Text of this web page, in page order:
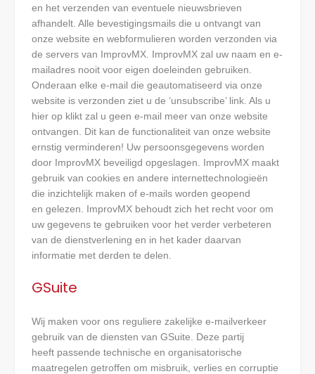
en het verzenden van eventuele nieuwsbrieven
afhandelt. Alle bevestigingsmails die u ontvangt van
onze website en webformulieren worden verzonden via
de servers van ImprovMX. ImprovMX zal uw naam en e-
mailadres nooit voor eigen doeleinden gebruiken.
Onderaan elke e-mail die geautomatiseerd via onze
website is verzonden ziet u de ‘unsubscribe’ link. Als u
hier op klikt zal u geen e-mail meer van onze website
ontvangen. Dit kan de functionaliteit van onze website
ernstig verminderen! Uw persoonsgegevens worden
door ImprovMX beveiligd opgeslagen. ImprovMX maakt
gebruik van cookies en andere internettechnologieën
die inzichtelijk maken of e-mails worden geopend
en gelezen. ImprovMX behoudt zich het recht voor om
uw gegevens te gebruiken voor het verder verbeteren
van de dienstverlening en in het kader daarvan
informatie met derden te delen.
GSuite
Wij maken voor ons reguliere zakelijke e-mailverkeer
gebruik van de diensten van GSuite. Deze partij
heeft passende technische en organisatorische
maatregelen getroffen om misbruik, verlies en corruptie